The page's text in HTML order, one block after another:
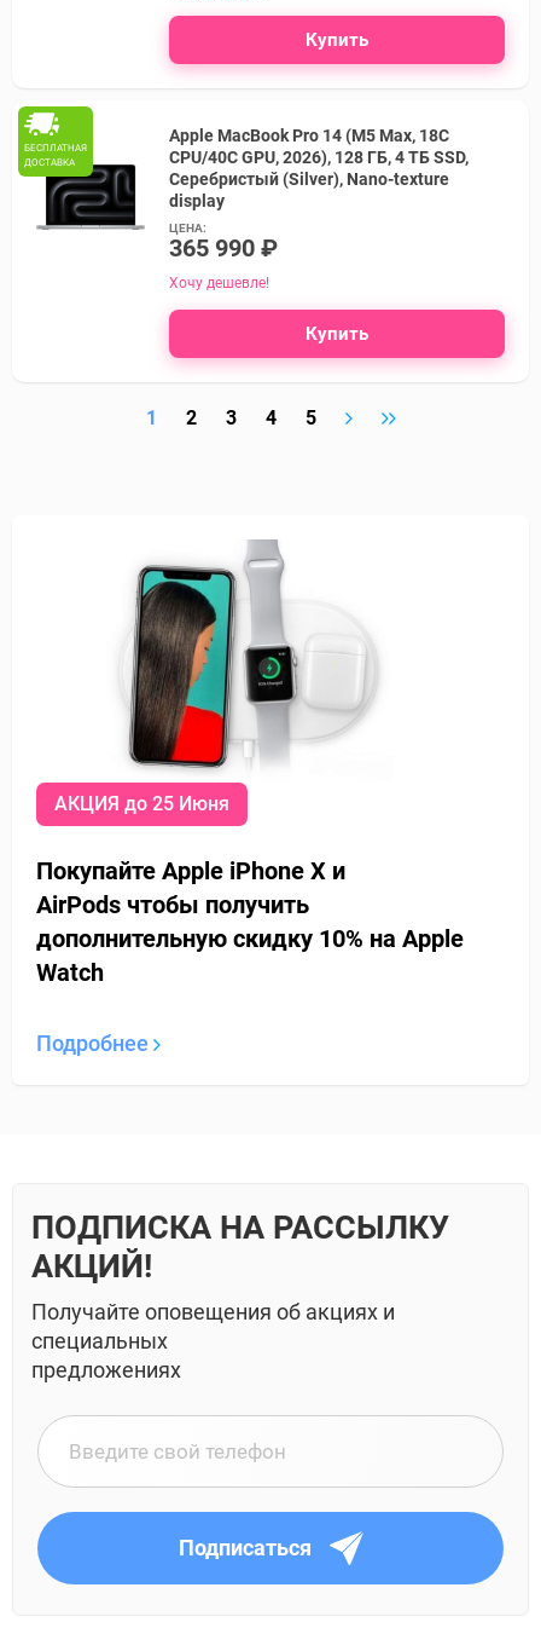
Купить
БЕСПЛАТНАЯ
ДОСТАВКА
Apple MacBook Pro 14 (M5 Max, 18C
CPU/40C GPU, 2026), 128 ГБ, 4 ТБ SSD,
Серебристый (Silver), Nano-texture
display
ЦЕНА:
365 990 ₽
Хочу дешевле!
Купить
1 2 3 4 5
АКЦИЯ до 25 Июня
Покупайте Apple iPhone X и
AirPods чтобы получить
дополнительную скидку 10% на Apple
Watch
Подробнее
ПОДПИСКА НА РАССЫЛКУ
АКЦИЙ!
Получайте оповещения об акциях и
специальных
предложениях
Подписаться